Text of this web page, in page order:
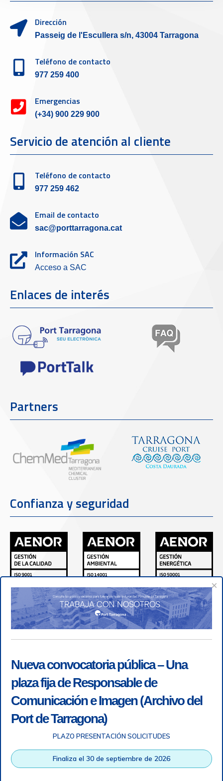
Dirección
Passeig de l'Escullera s/n, 43004 Tarragona
Teléfono de contacto
977 259 400
Emergencias
(+34) 900 229 900
Servicio de atención al cliente
Teléfono de contacto
977 259 462
Email de contacto
sac@porttarragona.cat
Información SAC
Acceso a SAC
Enlaces de interés
Partners
Confianza y seguridad
grabación telefónica
| SGSI |
Login
Autoridad Portuaria de Tarragona © Todos los derechos
×
Nueva convocatoria pública – Una
plaza fija de Responsable de
Comunicación e Imagen (Archivo del
Port de Tarragona)
PLAZO PRESENTACIÓN SOLICITUDES
Finaliza el 30 de septiembre de 2026